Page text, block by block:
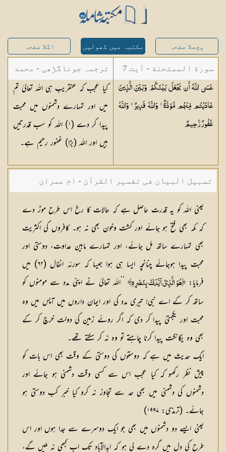
پچھلا صفحہ مکتبہ میں کھولیں اگلا صفحہ
سورة الممتحنة - آیت 7
عَسَى اللَّهُ أَن يَجْعَلَ بَيْنَكُمْ وَبَيْنَ الَّذِينَ
عَادَيْتُم مِّنْهُم مَّوَدَّةً ۚ وَاللَّهُ قَدِيرٌ ۚ وَاللَّهُ
غَفُورٌرَّحِيمٌ
ترجمہ جوناگڑھی - محمد
جونا گڑھی
کیا عجب کہ عنقریب ہی اللہ تعالیٰ تم
میں اور تمہارے دشمنوں میں محبت
پیدا کر دے (١) اللہ کو سب قدرتیں
ہیں اور اللہ (بڑا) غفور رحیم ہے۔
تسہیل البیان فی تفسیر القرآن - ام عمران
شکیلہ بنت میاں فضل حسین
یعنی اللہ كو یہ قدرت حاصل ہے كہ حالات كا رخ اس طرح موڑ دے
كہ مكہ بھی فتح ہو جائے اور كشت وخون بھی نہ ہو۔ كافروں كی اكثریت
بھی تمہارے ساتھ مل جائے، اور تمہارے مابین عداوت، دوستی اور
محبت پیدا ہوجائے چنانچہ ایسا ہی ہوا جیسا كہ سورئہ انفال (۶۲) میں
فرمایا:﴿هُوَ الَّذِيْ اَيَّدَكَ بِنَصْرِهٖ﴾
’’اللہ تعالیٰ نے اپنی مدد سے مومنوں كو
ساتھ كر كے اے نبی! تیری مدد كی اور ایمان داروں میں آپس میں وہ
محبت اور یكجہتی پیدا كر دی كہ اگر روئے زمین كی دولت خرچ كر كے
بھی وہ یگانگت پیدا كرنا چاہتے تو وہ نہ كر سكتے تھے۔
ایك حدیث میں ہے كہ دوستوں كی دوستی كے وقت بھی اس بات كو
پیش نظر ركھو كہ كیا عجب اس سے كسی وقت دشمنی ہو جائے اور
دشمنوں كی دشمنی میں بھی حد سے تجاوز نہ كرو كیا خبر كب دوستی ہو
جائے۔ (ترمذی: ۱۹۹۷)
یعنی ایسے دو دشمنوں میں بھی جو ایك دوسرے سے جدا ہوں اور اس
طرح کی دل میں گرہ دے لی ہو كہ ابدالآباد تك اب كبھی نہ ملیں گے،